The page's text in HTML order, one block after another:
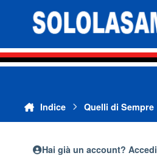
Indice Quelli di Sempre
Hai già un account? Accedi